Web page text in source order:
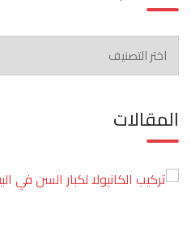
الاقسام
المقالات